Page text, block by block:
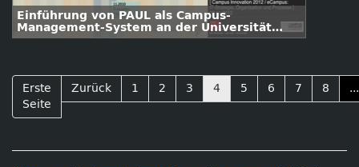
Einführung von PAUL als Campus-
Management-System an der Universität
Paderborn: Zwischen lehrbuchhafter
Erste
Seite
Zurück 1 2 3 4 5 6 7 8 ...